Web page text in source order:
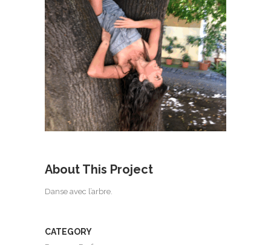
About This Project
Danse avec l’arbre.
CATEGORY